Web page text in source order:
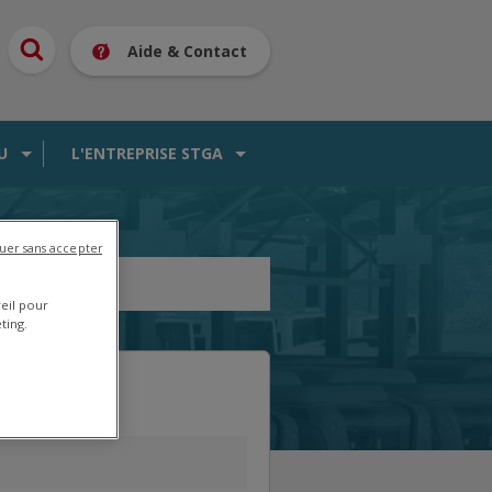
Aide & Contact
L'ENTREPRISE STGA
pour
sans accepter